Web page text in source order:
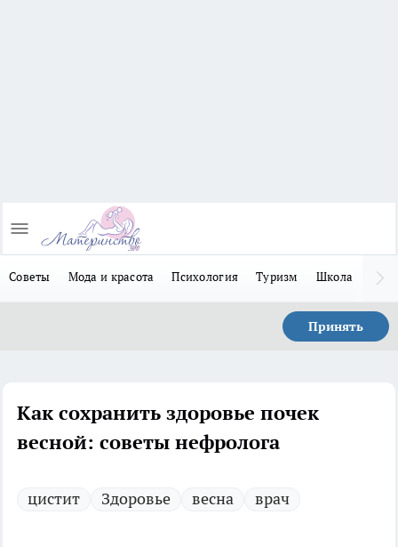
Советы Мода и красота Психология Туризм Школа
Принять
Как сохранить здоровье почек
весной: советы нефролога
цистит Здоровье весна врач